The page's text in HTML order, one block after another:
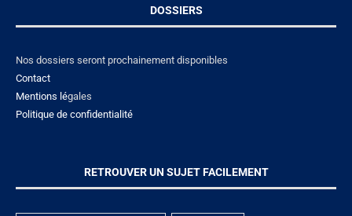
DOSSIERS
Nos dossiers seront prochainement disponibles
Contact
Mentions légales
Politique de confidentialité
RETROUVER UN SUJET FACILEMENT